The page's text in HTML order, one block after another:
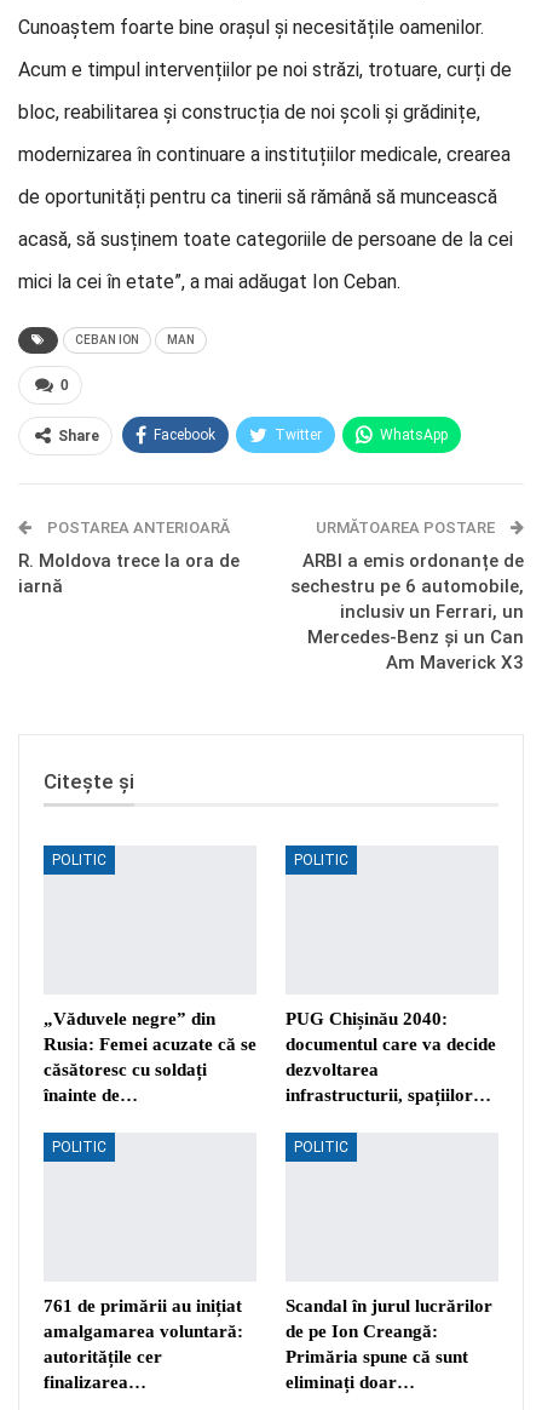
Cunoaștem foarte bine orașul și necesitățile oamenilor.
Acum e timpul intervențiilor pe noi străzi, trotuare, curți de
bloc, reabilitarea și construcția de noi școli și grădinițe,
modernizarea în continuare a instituțiilor medicale, crearea
de oportunități pentru ca tinerii să rămână să muncească
acasă, să susținem toate categoriile de persoane de la cei
mici la cei în etate”, a mai adăugat Ion Ceban.
CEBAN ION MAN
0
Share Facebook Twitter WhatsApp
Telegram OK.ru
POSTAREA ANTERIOARĂ
R. Moldova trece la ora de
iarnă
URMĂTOAREA POSTARE
ARBI a emis ordonanțe de
sechestru pe 6 automobile,
inclusiv un Ferrari, un
Mercedes-Benz și un Can
Am Maverick X3
Citește și
POLITIC
„Văduvele negre” din
Rusia: Femei acuzate că se
căsătoresc cu soldați
înainte de…
POLITIC
PUG Chișinău 2040:
documentul care va decide
dezvoltarea
infrastructurii, spațiilor…
POLITIC
761 de primării au inițiat
amalgamarea voluntară:
autoritățile cer
finalizarea…
POLITIC
Scandal în jurul lucrărilor
de pe Ion Creangă:
Primăria spune că sunt
eliminați doar…